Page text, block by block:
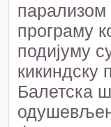
парализом
програму
подијуму
кикиндску
Балетска